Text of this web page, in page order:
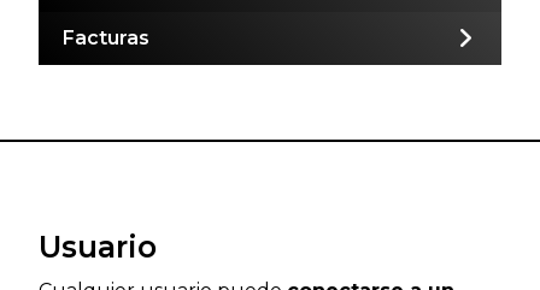
Facturas
Usuario